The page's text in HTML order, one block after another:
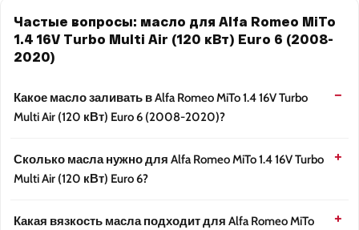
Частые вопросы: масло для Alfa Romeo MiTo
1.4 16V Turbo Multi Air (120 кВт) Euro 6 (2008-
2020)
Какое масло заливать в Alfa Romeo MiTo 1.4 16V Turbo
Multi Air (120 кВт) Euro 6 (2008-2020)?
Сколько масла нужно для Alfa Romeo MiTo 1.4 16V Turbo
Multi Air (120 кВт) Euro 6?
Какая вязкость масла подходит для Alfa Romeo MiTo